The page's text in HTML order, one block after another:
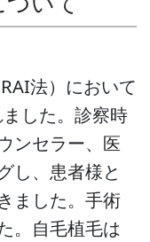
法）において
した。診察時
ンセラー、医
し、患者様と
ました。手術
。自毛植毛は